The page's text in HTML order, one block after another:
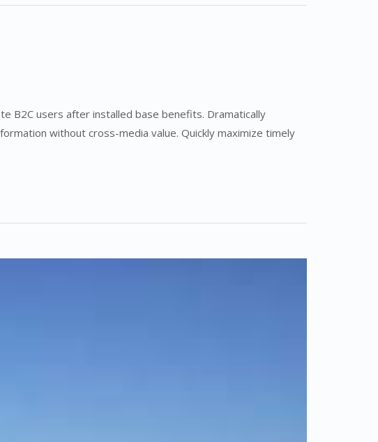
B2C users after installed base benefits. Dramatically
without cross-media value. Quickly maximize timely